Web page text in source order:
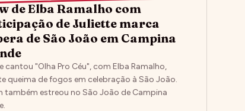
de Elba Ramalho com
de Juliette marca
de São João em Campina
cantou "Olha Pro Céu", com Elba Ramalho,
queima de fogos em celebração à São João.
também estreou no São João de Campina